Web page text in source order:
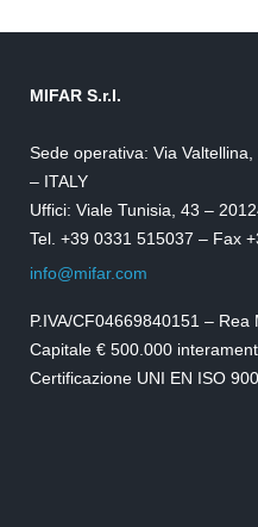
MIFAR S.r.l.
Sede operativa: Via
– ITALY
Uffici: Viale Tunisia, 43 –
Tel. +39 0331 515037 – Fax
info@mifar.com
P.IVA/CF04669840151 – Rea
Capitale € 500.000
Certificazione UNI EN ISO